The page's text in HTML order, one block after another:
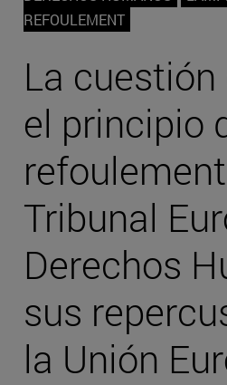
REFOULEMENT
La
el principio
Tribunal
Derechos
sus
la Unión